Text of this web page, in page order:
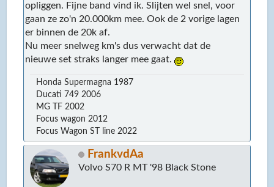
opliggen. Fijne band vind ik. Slijten wel snel, voor
gaan ze zo'n 20.000km mee. Ook de 2 vorige lagen
er binnen de 20k af.
Nu meer snelweg km's dus verwacht dat de
nieuwe set straks langer mee gaat.
Honda Supermagna 1987
Ducati 749 2006
MG TF 2002
Focus wagon 2012
Focus Wagon ST line 2022
FrankvdAa
Volvo S70 R MT '98 Black Stone